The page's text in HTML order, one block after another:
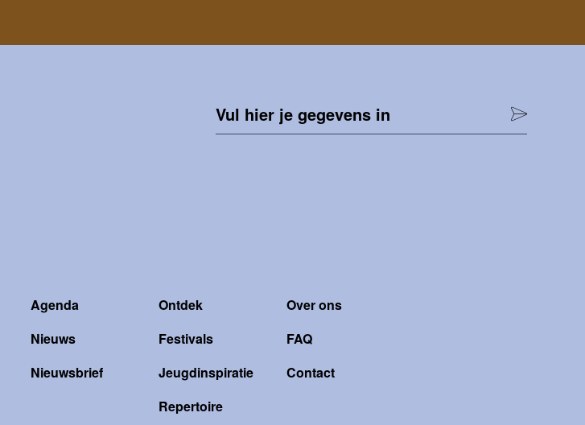
Vul hier je gegevens in
Agenda
Nieuws
Nieuwsbrief
Ontdek
Festivals
Jeugdinspiratie
Repertoire
Over ons
FAQ
Contact